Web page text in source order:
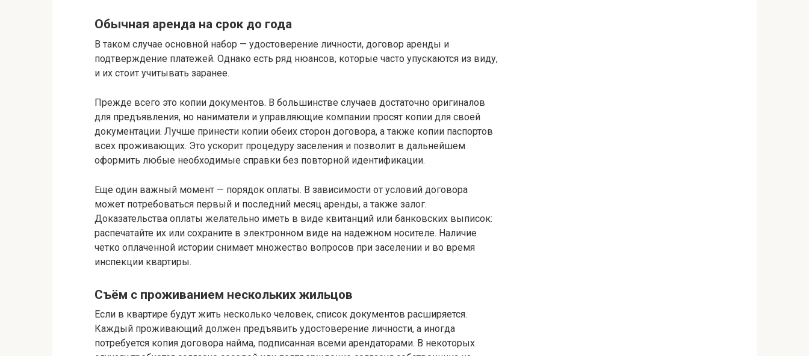
Обычная аренда на срок до года
В таком случае основной набор — удостоверение личности, договор аренды и
подтверждение платежей. Однако есть ряд нюансов, которые часто упускаются из виду,
и их стоит учитывать заранее.
Прежде всего это копии документов. В большинстве случаев достаточно оригиналов
для предъявления, но наниматели и управляющие компании просят копии для своей
документации. Лучше принести копии обеих сторон договора, а также копии паспортов
всех проживающих. Это ускорит процедуру заселения и позволит в дальнейшем
оформить любые необходимые справки без повторной идентификации.
Еще один важный момент — порядок оплаты. В зависимости от условий договора
может потребоваться первый и последний месяц аренды, а также залог.
Доказательства оплаты желательно иметь в виде квитанций или банковских выписок:
распечатайте их или сохраните в электронном виде на надежном носителе. Наличие
четко оплаченной истории снимает множество вопросов при заселении и во время
инспекции квартиры.
Съём с проживанием нескольких жильцов
Если в квартире будут жить несколько человек, список документов расширяется.
Каждый проживающий должен предъявить удостоверение личности, а иногда
потребуется копия договора найма, подписанная всеми арендаторами. В некоторых